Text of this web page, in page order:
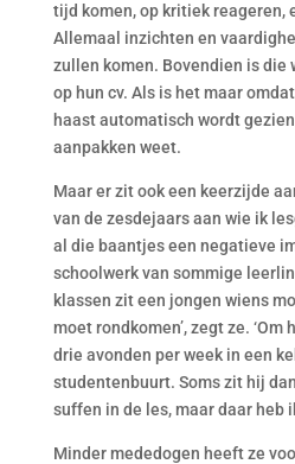
tijd komen, op kritiek reageren,
Allemaal inzichten en
zullen komen. Bovendien is die
op hun cv. Als is het maar
haast automatisch wordt
aanpakken weet.
Maar er zit ook een keerzijde
van de zesdejaars aan wie ik
al die baantjes een negatieve
schoolwerk van sommige
klassen zit een jongen wiens
moet rondkomen’, zegt ze.
drie avonden per week in een
studentenbuurt. Soms zit hij
suffen in de les, maar daar heb
Minder mededogen heeft ze